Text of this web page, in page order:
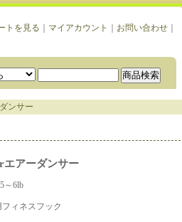
トを見る マイアカウント お問い合わせ｜
ンサー
エアーダンサー
～6lb
ィネスフック